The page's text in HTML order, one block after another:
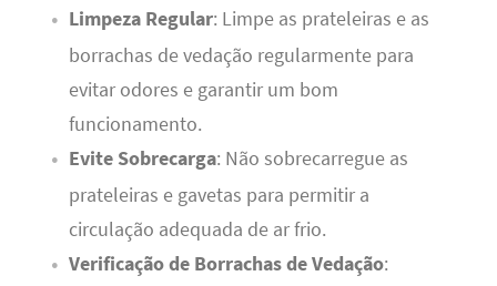
Limpeza Regular: Limpe as prateleiras e as
borrachas de vedação regularmente para
evitar odores e garantir um bom
funcionamento.
Evite Sobrecarga: Não sobrecarregue as
prateleiras e gavetas para permitir a
circulação adequada de ar frio.
Verificação de Borrachas de Vedação: